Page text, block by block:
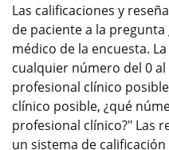
Las calificaciones y
de paciente a la
médico de la encuesta.
cualquier número del 0
profesional clínico
clínico posible, ¿qué
profesional clínico?" Las
un sistema de